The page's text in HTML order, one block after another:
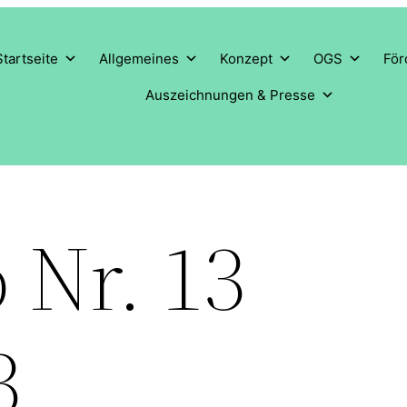
Allgemeines Konzept OGS
Auszeichnungen & Presse
13